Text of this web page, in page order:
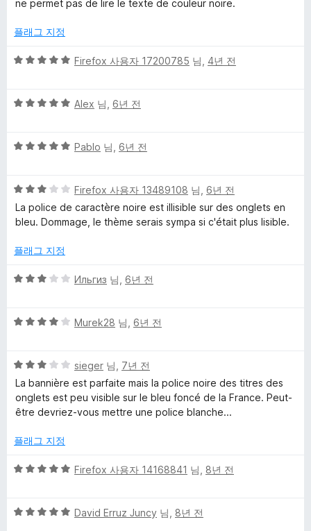
에
점
ne permet pas de lire le texte de couleur noire.
플래그 지정
5
점
점
Firefox 사용자 17200785 님, 4년 전
5
점
점
Alex 님, 6년 전
5
점
에
5
Pablo 님, 6년 전
5
점
만
에
점
Firefox 사용자 13489108 님, 6년 전
La police de caractère noire est illisible sur des onglets en
bleu. Dommage, le thème serais sympa si c'était plus lisible.
플래그 지정
5
점
점
Ильгиз 님, 6년 전
5
점
에
4
점
Murek28 님, 6년 전
5
점
만
점
3
sieger 님, 7년 전
La bannière est parfaite mais la police noire des titres des
onglets est peu visible sur le bleu foncé de la France. Peut-
être devriez-vous mettre une police blanche...
플래그 지정
5
점
Firefox 사용자 14168841 님, 8년 전
5
David Erruz Juncy 님, 8년 전